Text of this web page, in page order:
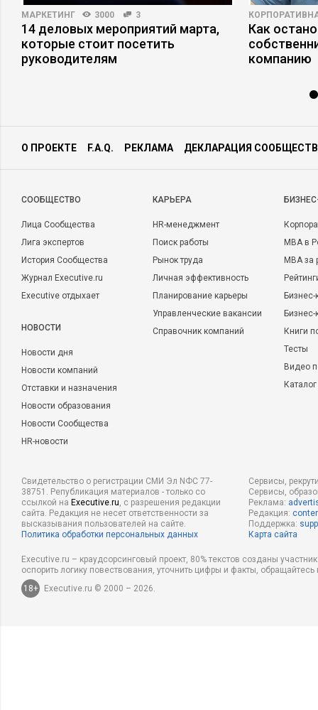
МАРКЕТИНГ 3000 3
14 деловых мероприятий марта,
которые стоит посетить
руководителям
Как
компанию
О ПРОЕКТЕ F.A.Q. РЕКЛАМА ДЕКЛАРАЦИЯ
CООБЩЕСТВО
Лица Сообщества
Лига экспертов
История Сообщества
Журнал Executive.ru
Executive отдыхает
НОВОСТИ
Новости дня
Новости компаний
Отставки и назначения
Новости образования
Новости Сообщества
HR-новости
КАРЬЕРА
HR-менеджмент
Поиск работы
Рынок труда
Личная эффективность
Планирование карьеры
Управленческие вакансии
Справочник компаний
MBA в
MBA
Бизнес-
Книги
Тесты
Видео
Свидетельство о регистрации СМИ Эл NФС 77-
38751. Републикация материалов - только со
ссылкой на Executive.ru, с разрешения редакции
сайта. Редакция не несет ответственности за
высказывания пользователей на сайте.
Политика обработки персональных данных
Сервисы,
Сервисы,
Реклама:
Редакция:
Поддержка:
Карта сайта
Executive.ru – краудсорсинговый проект, 80% текстов созданы
оспорить логику повествования, уточнить цифры и факты,
18+
Executive.ru © 2000 – 2026.